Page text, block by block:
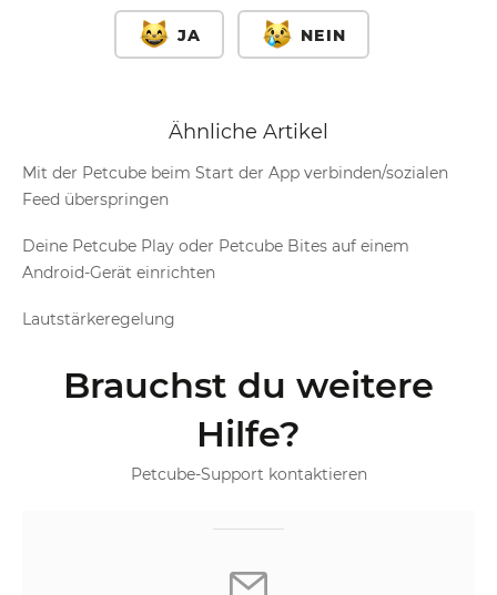
JA NEIN
Ähnliche Artikel
Mit der Petcube beim Start der App verbinden/sozialen
Feed überspringen
Deine Petcube Play oder Petcube Bites auf einem
Android-Gerät einrichten
Lautstärkeregelung
Brauchst du weitere
Hilfe?
Petcube-Support kontaktieren